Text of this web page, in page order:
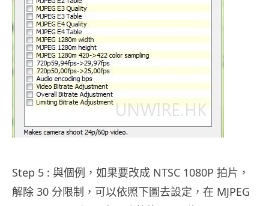
Step 5 : 與個例，如果要改成 NTSC 1080P 拍片，
解除 30 分限制，可以依照下圖去設定，在 MJPEG